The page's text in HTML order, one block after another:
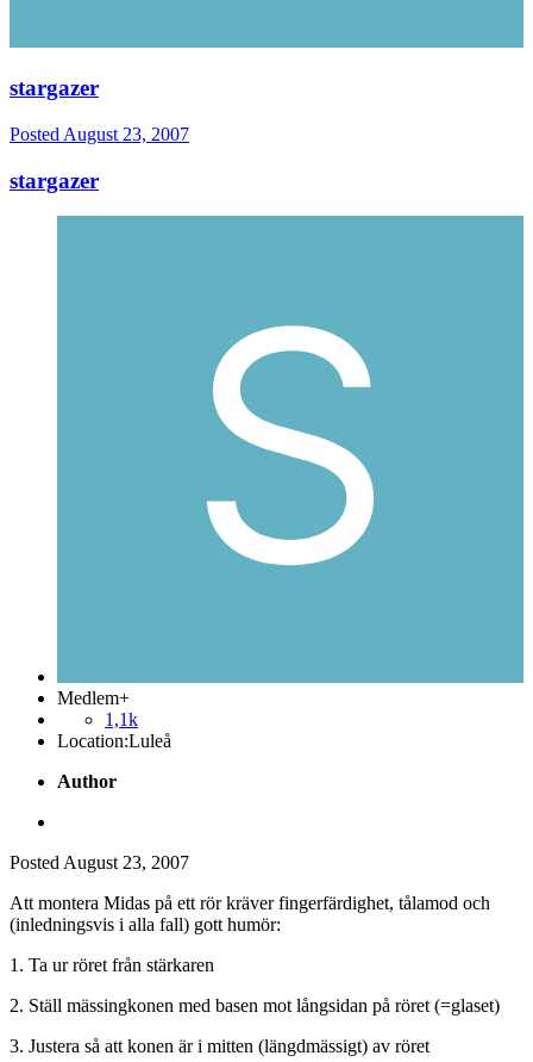
stargazer
Posted August 23, 2007
stargazer
Medlem+
1,1k
Location:Luleå
Author
Posted August 23, 2007
Att montera Midas på ett rör kräver fingerfärdighet, tålamod och
(inledningsvis i alla fall) gott humör:
1. Ta ur röret från stärkaren
2. Ställ mässingkonen med basen mot långsidan på röret (=glaset)
3. Justera så att konen är i mitten (längdmässigt) av röret